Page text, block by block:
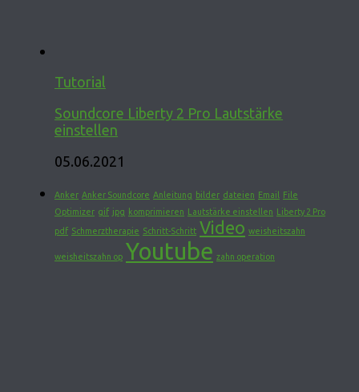
Tutorial
Soundcore Liberty 2 Pro Lautstärke
einstellen
05.06.2021
Anker Anker Soundcore Anleitung bilder dateien Email File
Optimizer gif jpg komprimieren Lautstärke einstellen Liberty 2 Pro
pdf Schmerztherapie Schritt-Schritt Video weisheitszahn
weisheitszahn op Youtube zahn operation